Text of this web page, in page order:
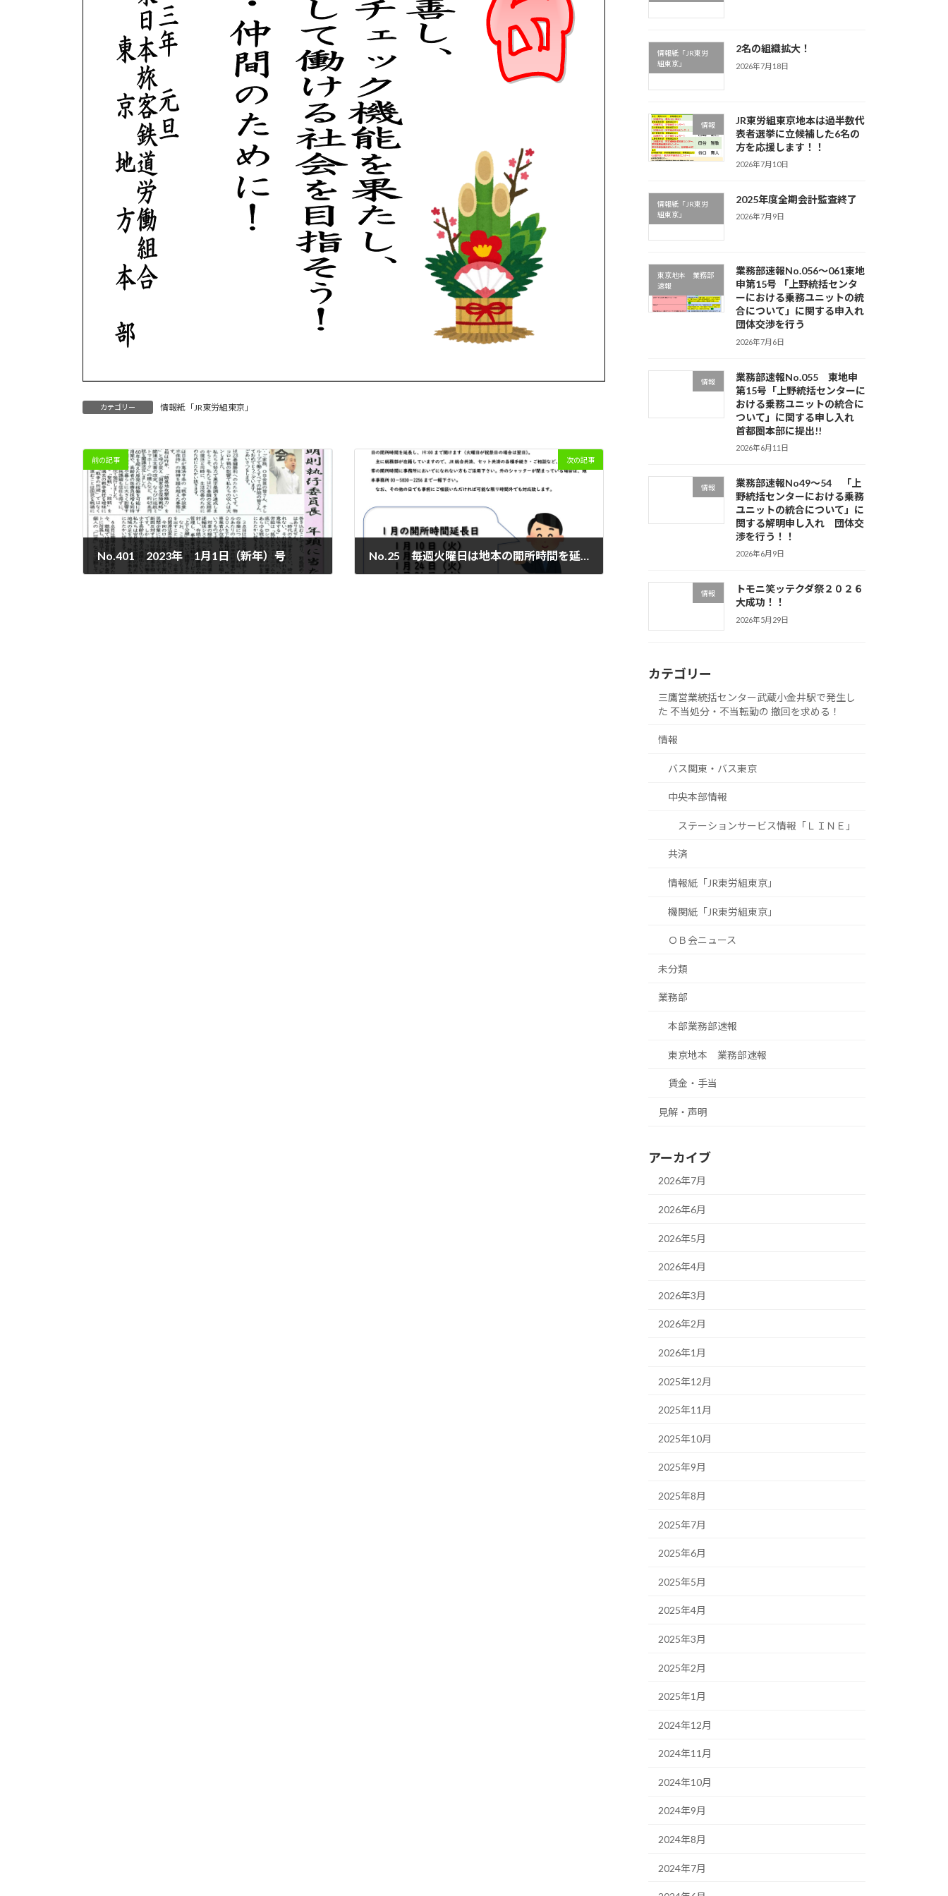
カテゴリー 情報紙「JR東労組東京」
前の記事
No.401 2023年 1月1日（新年）号
次の記事
No.25 毎週火曜日は地本の開所時間を延長します！
情報紙「JR東労
組東京」
2名の組織拡大！
2026年7月18日
情報
JR東労組東京地本は過半数代
表者選挙に立候補した6名の
方を応援します！！
2026年7月10日
情報紙「JR東労
組東京」
2025年度全期会計監査終了
2026年7月9日
東京地本 業務部
速報
業務部速報No.056～061東地
申第15号 「上野統括センタ
ーにおける乗務ユニットの統
合について」に関する申入れ
団体交渉を行う
2026年7月6日
情報
業務部速報No.055 東地申
第15号「上野統括センターに
おける乗務ユニットの統合に
ついて」に関する申し入れ
首都圏本部に提出!!
2026年6月11日
情報
業務部速報No49～54 「上
野統括センターにおける乗務
ユニットの統合について」に
関する解明申し入れ 団体交
渉を行う！！
2026年6月9日
情報
トモニ笑ッテクダ祭２０２６
大成功！！
2026年5月29日
カテゴリー
三鷹営業統括センター武蔵小金井駅で発生し
た 不当処分・不当転勤の 撤回を求める！
情報
バス関東・バス東京
中央本部情報
ステーションサービス情報「ＬＩＮＥ」
共済
情報紙「JR東労組東京」
機関紙「JR東労組東京」
ＯＢ会ニュース
未分類
業務部
本部業務部速報
東京地本 業務部速報
賃金・手当
見解・声明
アーカイブ
2026年7月
2026年6月
2026年5月
2026年4月
2026年3月
2026年2月
2026年1月
2025年12月
2025年11月
2025年10月
2025年9月
2025年8月
2025年7月
2025年6月
2025年5月
2025年4月
2025年3月
2025年2月
2025年1月
2024年12月
2024年11月
2024年10月
2024年9月
2024年8月
2024年7月